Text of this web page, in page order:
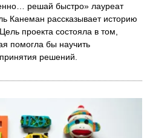
решай быстро» лауреат
Канеман рассказывает историю
проекта состояла в том,
помогла бы научить
решений.